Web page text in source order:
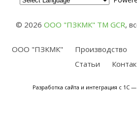
© 2026 ООО "ПЗКМК" TM GCR,
ООО "ПЗКМК" Производство
Статьи
Разработка сайта и интеграция с 1С